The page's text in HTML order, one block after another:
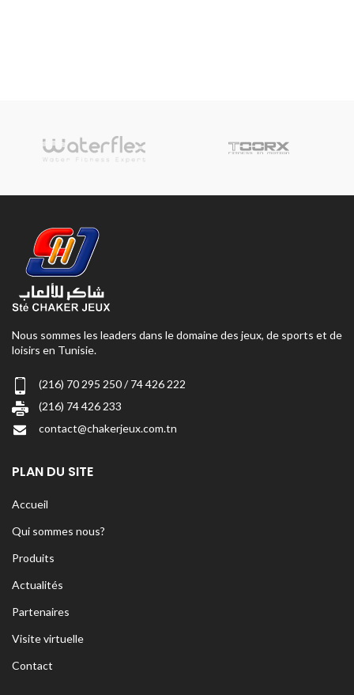
Nous sommes les leaders dans le domaine des jeux, de sports et de
loisirs en Tunisie.
(216) 70 295 250 / 74 426 222
(216) 74 426 233
contact@chakerjeux.com.tn
PLAN DU SITE
Accueil
Qui sommes nous?
Produits
Actualités
Partenaires
Visite virtuelle
Contact